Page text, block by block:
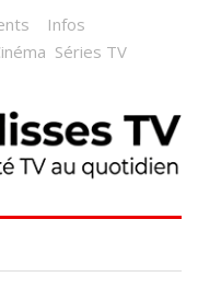
Infos
Séries TV